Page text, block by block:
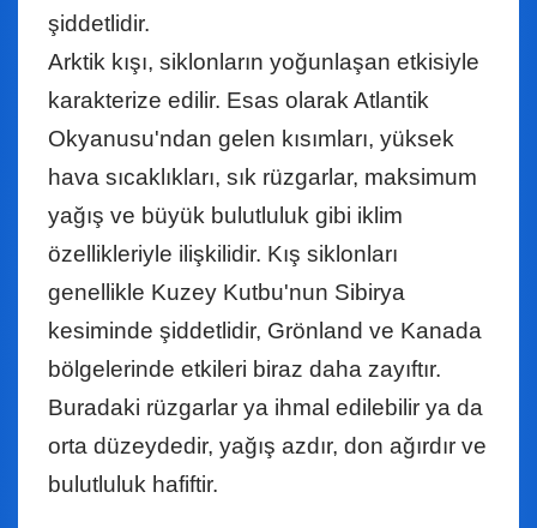
şiddetlidir.
Arktik kışı, siklonların yoğunlaşan etkisiyle
karakterize edilir. Esas olarak Atlantik
Okyanusu'ndan gelen kısımları, yüksek
hava sıcaklıkları, sık rüzgarlar, maksimum
yağış ve büyük bulutluluk gibi iklim
özellikleriyle ilişkilidir. Kış siklonları
genellikle Kuzey Kutbu'nun Sibirya
kesiminde şiddetlidir, Grönland ve Kanada
bölgelerinde etkileri biraz daha zayıftır.
Buradaki rüzgarlar ya ihmal edilebilir ya da
orta düzeydedir, yağış azdır, don ağırdır ve
bulutluluk hafiftir.